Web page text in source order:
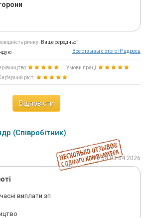
ринку: Вище середньої
Все отзывы с этого IP адреса
Умови праці:
ріст :
Відповісти
(Співробітник)
16:54 03.04.2026
виплати зп